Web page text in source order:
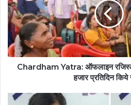
Chardham Yatra: ऑफलाइन
हजार प्रतिदिन किये